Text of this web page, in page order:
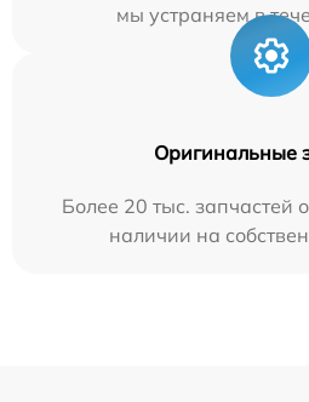
мы устраняем в
Оригинальные
Более 20 тыс. запчастей
наличии на